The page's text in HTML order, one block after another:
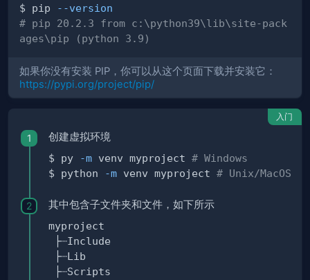
$ pip
--version
# pip 20.2.3 from c:\python39\lib\site-pack
ages\pip (python 3.9)
如果你没有安装 PIP，你可以从这个页面下载并安装它：
https://pypi.org/project/pip/
入门
创建虚拟环境
$ py -m venv myproject # Windows
$ python
-m venv myproject # Unix/MacOS
其中包含子文件夹和文件，如下所示